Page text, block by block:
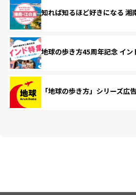
知れば知るほど好きになる 湘
地球の歩き方45周年記念 イン
「地球の歩き方」シリーズ広